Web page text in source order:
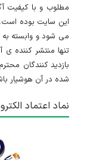
مطلوب و با کیفیت
این سایت بوده
می شود و وابسته به
تنها منتشر کننده ی
بازدید کنندگان
شده در آن هوشیار
نماد اعتماد